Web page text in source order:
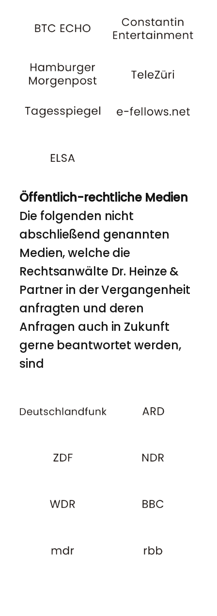
Öffentlich-rechtliche Medien
Die folgenden nicht
abschließend genannten
Medien, welche die
Rechtsanwälte Dr. Heinze &
Partner in der Vergangenheit
anfragten und deren
Anfragen auch in Zukunft
gerne beantwortet werden,
sind